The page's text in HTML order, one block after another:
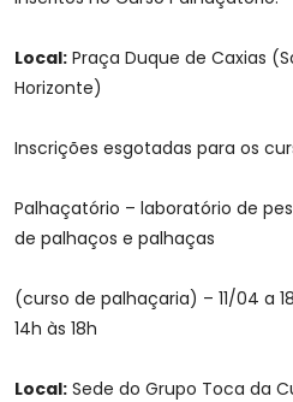
Local: Praça Duque de Caxias
Horizonte)
Inscrições esgotadas para os
Palhaçatório – laboratório de
de palhaços e palhaças
(curso de palhaçaria) – 11/04 a
14h às 18h
Local: Sede do Grupo Toca da